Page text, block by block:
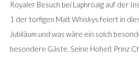
Royaler Besuch bei Laphroaig auf der
1 der torfigen Malt Whiskys feiert in
Jubiläum und was wäre ein solch
besondere Gäste. Seine Hoheit Prinz